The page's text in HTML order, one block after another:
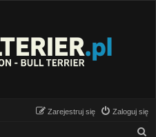
Zaloguj się
Zarejestruj się